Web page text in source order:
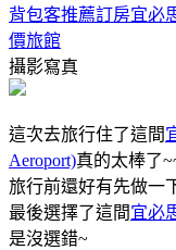
背包客推薦訂房宜必
價旅館
攝影寫真
這次去旅行住了這間
Aeroport)真的太棒了
旅行前還好有先做一
最後選擇了這間宜必
是沒選錯~